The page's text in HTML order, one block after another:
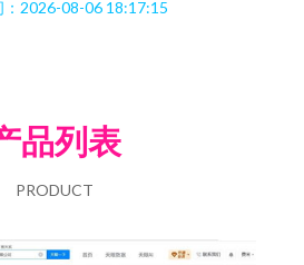
：2026-08-06 18:17:15
品列表
PRODUCT